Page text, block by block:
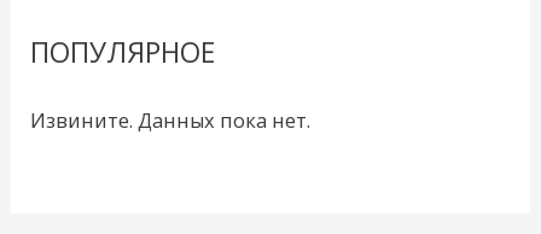
ПОПУЛЯРНОЕ
Извините. Данных пока нет.